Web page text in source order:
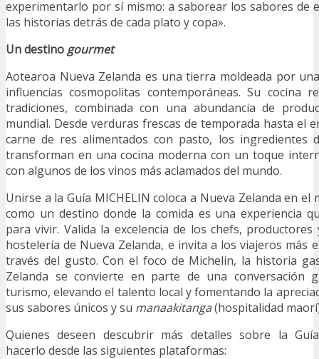
experimentarlo por sí mismo: a saborear los sabores de
las historias detrás de cada plato y copa».
Un destinogourmet
Aotearoa Nueva Zelanda es una tierra moldeada por
influencias cosmopolitas contemporáneas. Su cocina
tradiciones, combinada con una abundancia de
mundial. Desde verduras frescas de temporada hasta el
carne de res alimentados con pasto, los ingredientes
transforman en una cocina moderna con un toque
con algunos de los vinos más aclamados del mundo.
Unirse a la Guía MICHELIN coloca a Nueva Zelanda en el
como un destino donde la comida es una experiencia
para vivir. Valida la excelencia de los chefs,
hostelería de Nueva Zelanda, e invita a los viajeros más
través del gusto. Con el foco de Michelin, la historia
Zelanda se convierte en parte de una conversación
turismo, elevando el talento local y fomentando la
sus sabores únicos y su manaakitanga(hospitalidad
Quienes deseen descubrir más detalles sobre la
hacerlo desde las siguientes plataformas: